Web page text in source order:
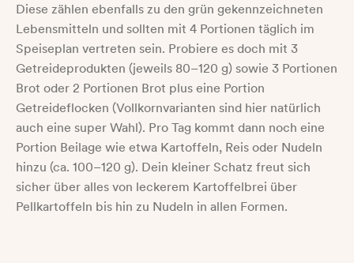
Diese zählen ebenfalls zu den grün gekennzeichneten
Lebensmitteln und sollten mit 4 Portionen täglich im
Speiseplan vertreten sein. Probiere es doch mit 3
Getreideprodukten (jeweils 80–120 g) sowie 3 Portionen
Brot oder 2 Portionen Brot plus eine Portion
Getreideflocken (Vollkornvarianten sind hier natürlich
auch eine super Wahl). Pro Tag kommt dann noch eine
Portion Beilage wie etwa Kartoffeln, Reis oder Nudeln
hinzu (ca. 100–120 g). Dein kleiner Schatz freut sich
sicher über alles von leckerem Kartoffelbrei über
Pellkartoffeln bis hin zu Nudeln in allen Formen.